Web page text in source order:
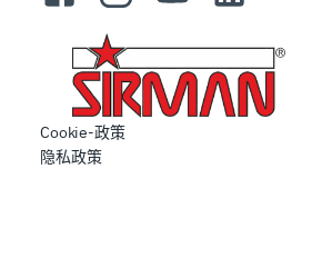
Cookie-政策
隐私政策